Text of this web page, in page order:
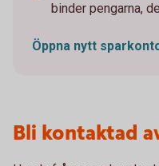
binder pengarna,
Öppna nytt
Bli kontaktad